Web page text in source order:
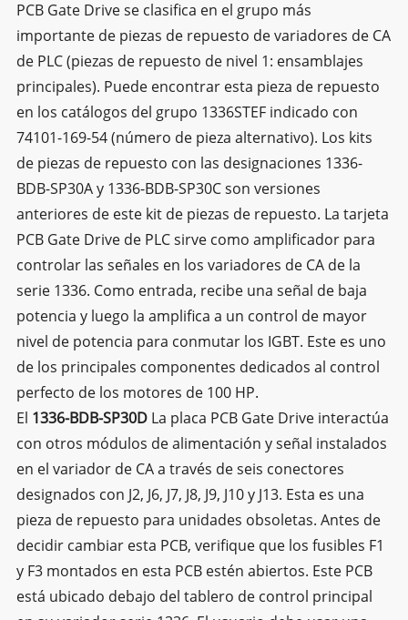
PCB Gate Drive se clasifica en el grupo más
importante de piezas de repuesto de variadores de CA
de PLC (piezas de repuesto de nivel 1: ensamblajes
principales). Puede encontrar esta pieza de repuesto
en los catálogos del grupo 1336STEF indicado con
74101-169-54 (número de pieza alternativo). Los kits
de piezas de repuesto con las designaciones 1336-
BDB-SP30A y 1336-BDB-SP30C son versiones
anteriores de este kit de piezas de repuesto. La tarjeta
PCB Gate Drive de PLC sirve como amplificador para
controlar las señales en los variadores de CA de la
serie 1336. Como entrada, recibe una señal de baja
potencia y luego la amplifica a un control de mayor
nivel de potencia para conmutar los IGBT. Este es uno
de los principales componentes dedicados al control
perfecto de los motores de 100 HP.
El 1336-BDB-SP30DLa placa PCB Gate Drive interactúa
con otros módulos de alimentación y señal instalados
en el variador de CA a través de seis conectores
designados con J2, J6, J7, J8, J9, J10 y J13. Esta es una
pieza de repuesto para unidades obsoletas. Antes de
decidir cambiar esta PCB, verifique que los fusibles F1
y F3 montados en esta PCB estén abiertos. Este PCB
está ubicado debajo del tablero de control principal